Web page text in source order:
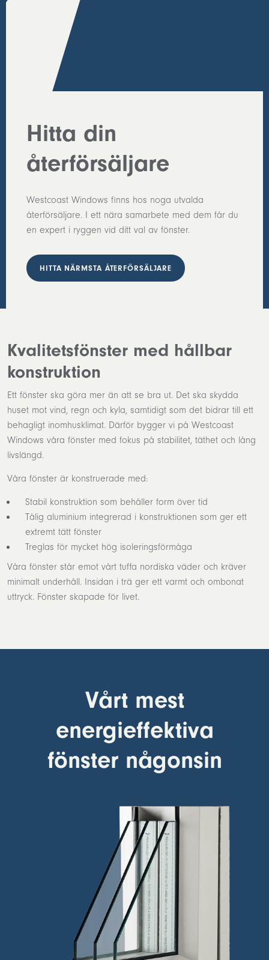
Hitta din
återförsäljare
Westcoast Windows finns hos noga utvalda
återförsäljare. I ett nära samarbete med dem får du
en expert i ryggen vid ditt val av fönster.
HITTA NÄRMSTA ÅTERFÖRSÄLJARE
Kvalitetsfönster med hållbar
konstruktion
Ett fönster ska göra mer än att se bra ut. Det ska skydda
huset mot vind, regn och kyla, samtidigt som det bidrar till ett
behagligt inomhusklimat. Därför bygger vi på Westcoast
Windows våra fönster med fokus på stabilitet, täthet och lång
livslängd.
Våra fönster är konstruerade med:
Stabil konstruktion som behåller form över tid
Tålig aluminium integrerad i konstruktionen som ger ett
extremt tätt fönster
Treglas för mycket hög isoleringsförmåga
Våra fönster står emot vårt tuffa nordiska väder och kräver
minimalt underhåll. Insidan i trä ger ett varmt och ombonat
uttryck. Fönster skapade för livet.
Vårt mest
energieffektiva
fönster någonsin